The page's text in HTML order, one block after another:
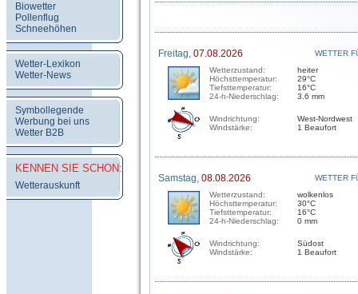
Biowetter
Pollenflug
Schneehöhen
Wetter-Lexikon
Wetter-News
Symbollegende
Werbung bei uns
Wetter B2B
KENNEN SIE SCHON:
Wetterauskunft
Freitag, 07.08.2026
WETTER
Wetterzustand:
Höchsttemperatur:
Tiefsttemperatur:
24-h-Niederschlag:
heiter
29°C
16°C
3.6 mm
Windrichtung:
Windstärke:
West-Nordwest
1 Beaufort
Samstag, 08.08.2026
WETTER
Wetterzustand:
Höchsttemperatur:
Tiefsttemperatur:
24-h-Niederschlag:
wolkenlos
30°C
16°C
0 mm
Windrichtung:
Windstärke:
Südost
1 Beaufort